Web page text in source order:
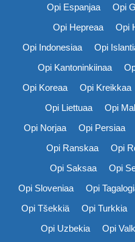
Opi Espanjaa
Opi
Opi Hepreaa
Opi
Opi Indonesiaa
Opi
Opi Kantoninkiinaa
Opi Koreaa
Opi Kreikkaa
Opi Liettuaa
Opi
Opi Norjaa
Opi Persiaa
Opi Ranskaa
Opi
Opi Saksaa
Opi
Opi Sloveniaa
Opi
Opi Tšekkiä
Opi Turkkia
Opi Uzbekia
Opi